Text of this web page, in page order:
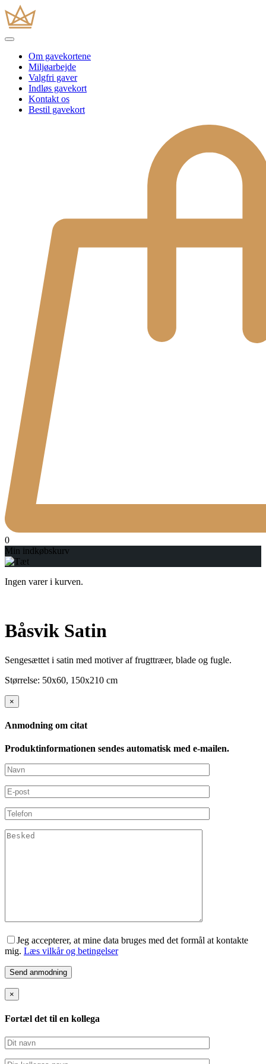
Om gavekortene
Miljøarbejde
Valgfri gaver
Indløs gavekort
Kontakt os
Bestil gavekort
0
Min indkøbskurv
Ingen varer i kurven.
Båsvik Satin
Sengesættet i satin med motiver af frugttræer, blade og fugle.
Størrelse: 50x60, 150x210 cm
×
Anmodning om citat
Produktinformationen sendes automatisk med e-mailen.
Jeg accepterer, at mine data bruges med det formål at kontakte
mig. Læs vilkår og betingelser
×
Fortæl det til en kollega